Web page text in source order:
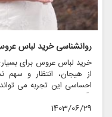
خرید لباس عروس برای
از هیجان، انتظار و سهم
احساسی این تجربه می
بگذارد و منجر به انتخاب
روانی عمیق تری را نیز
1403/06/29